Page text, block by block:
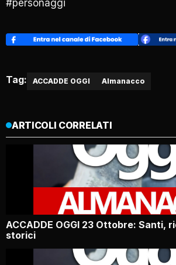
#personaggi
Tag: ACCADDE OGGI Almanacco
ARTICOLI CORRELATI
ACCADDE OGGI 23 Ottobre: Santi,
storici